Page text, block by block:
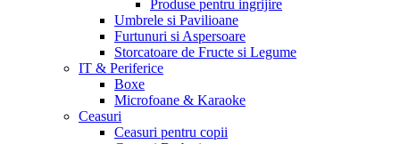
Produse pentru ingrijire
Umbrele si Pavilioane
Furtunuri si Aspersoare
Storcatoare de Fructe si Legume
IT & Periferice
Boxe
Microfoane & Karaoke
Ceasuri
Ceasuri pentru copii